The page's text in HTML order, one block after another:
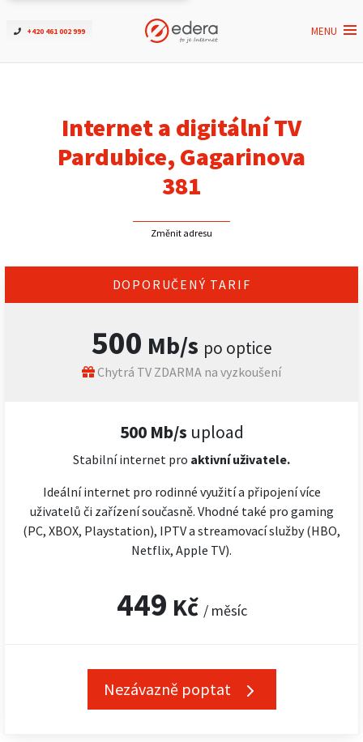
+420 461 002 999 MENU
Ověřit dostupnost
ČEZNET TV
Kontakt
Internet a digitální TV
Pardubice, Gagarinova
381
Změnit adresu
DOPORUČENÝ TARIF
500 Mb/s po optice
Chytrá TV ZDARMA na vyzkoušení
500 Mb/s upload
Stabilní internet pro aktivní uživatele.
Ideální internet pro rodinné využití a připojení více
uživatelů či zařízení současně. Vhodné také pro gaming
(PC, XBOX, Playstation), IPTV a streamovací služby (HBO,
Netflix, Apple TV).
449 Kč / měsíc
Nezávazně poptat